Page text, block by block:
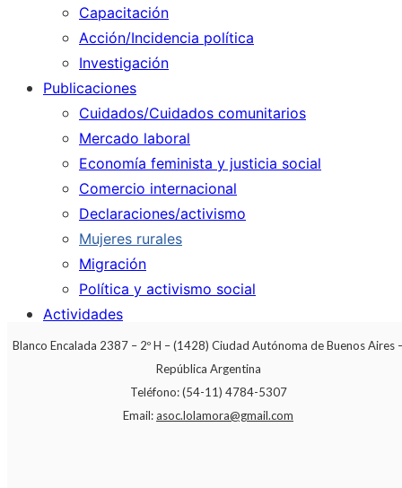
Blanco Encalada 2387 – 2º H – (1428) Ciudad Autónoma de Buenos Aires
República Argentina
Teléfono: (54-11) 4784-5307
Email:asoc.lolamora@gmail.com
Capacitación
Acción/Incidencia política
Investigación
Publicaciones
Cuidados/Cuidados comunitarios
Mercado laboral
Economía feminista y justicia social
Comercio internacional
Declaraciones/activismo
Mujeres rurales
Migración
Política y activismo social
Actividades
ALM en los medios